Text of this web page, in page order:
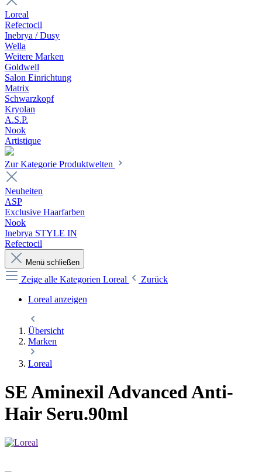
Loreal
Refectocil
Inebrya / Dusy
Wella
Weitere Marken
Goldwell
Salon Einrichtung
Matrix
Schwarzkopf
Kryolan
A.S.P.
Nook
Artistique
Zur Kategorie Produktwelten
Neuheiten
ASP
Exclusive Haarfarben
Nook
Inebrya STYLE IN
Refectocil
Menü schließen
Zeige alle Kategorien Loreal
Zurück
Loreal anzeigen
Übersicht
Marken
Loreal
SE Aminexil Advanced Anti-
Hair Seru.90ml